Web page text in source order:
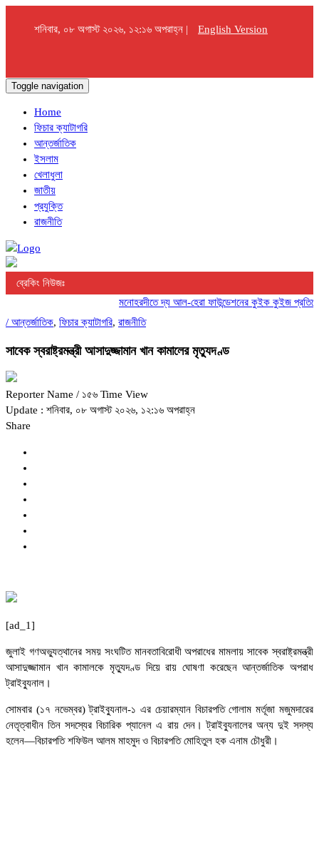
শনিবার, ০৮ অগাস্ট ২০২৬, ১২:১৬ অপরাহ্ন | English Version
Toggle navigation
Home
ফিচার ক্যাটাগরি
আন্তর্জাতিক
ইসলাম
খেলাধুলা
জাতীয়
প্রযুক্তি
রাজনীতি
ব্রেকিং নিউজঃ
মনোহরদীতে দ্য আল-হেরা ফাউন্ডেশনের কুইক কুইজ
/ আন্তর্জাতিক, ফিচার ক্যাটাগরি, রাজনীতি
সাবেক স্বরাষ্ট্রমন্ত্রী আসাদুজ্জামান খান কামালের মৃত্যুদণ্ড
Reporter Name / ১৫৬ Time View
Update : শনিবার, ০৮ অগাস্ট ২০২৬, ১২:১৬ অপরাহ্ন
Share
[ad_1]
জুলাই গণঅভ্যুত্থানের সময় সংঘটিত মানবতাবিরোধী অপরাধের মামলায় সাবেক স্বরাষ্ট্রমন্ত্রী
আসাদুজ্জামান খান কামালকে মৃত্যুদণ্ড দিয়ে রায় ঘোষণা করেছেন আন্তর্জাতিক অপরাধ
ট্রাইব্যুনাল।
সোমবার (১৭ নভেম্বর) ট্রাইব্যুনাল-১ এর চেয়ারম্যান বিচারপতি গোলাম মর্তূজা মজুমদারের
নেতৃত্বাধীন তিন সদস্যের বিচারিক প্যানেল এ রায় দেন। ট্রাইব্যুনালের অন্য দুই সদস্য
হলেন—বিচারপতি শফিউল আলম মাহমুদ ও বিচারপতি মোহিতুল হক এনাম চৌধুরী।